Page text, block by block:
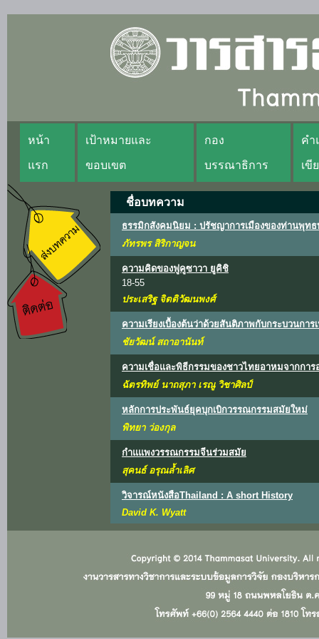
หน้า
แรก
เป้าหมายและ
ขอบเขต
กอง
บรรณาธิการ
คำ
เขี
ชื่อบทความ
ธรรมิกสังคมนิยม : ปรัชญาการเมืองของท่านพุทธ
ภัทรพร สิริกาญจน
ความคิดของฟูคูซาวา ยูคิชิ
18-55
ประเสริฐ จิตติวัฒนพงศ์
ความเรียงเบื้องต้นว่าด้วยสันติภาพกับกระบวนการ
ชัยวัฒน์ สถาอานันท์
ความเชื่อและพิธีกรรมของชาวไทยอาหมจากกา
ฉัตรทิพย์ นาถสุภา เรณู วิชาศิลป์
หลักการประพันธ์ยุคบุกเบิกวรรณกรรมสมัยใหม่
พิทยา ว่องกุล
กำแแพงวรรณกรรมจีนร่วมสมัย
สุคนธ์ อรุณล้ำเลิศ
วิจารณ์หนังสือThailand : A short History
David K. Wyatt